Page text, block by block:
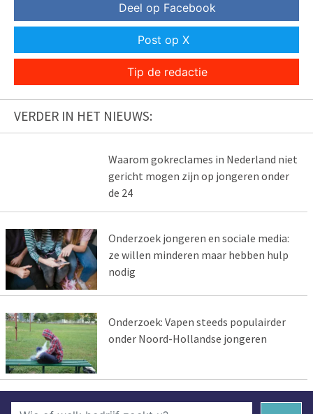
Deel op Facebook
Post op X
Tip de redactie
VERDER IN HET NIEUWS:
Waarom gokreclames in Nederland niet
gericht mogen zijn op jongeren onder
de 24
Onderzoek jongeren en sociale media:
ze willen minderen maar hebben hulp
nodig
Onderzoek: Vapen steeds populairder
onder Noord-Hollandse jongeren